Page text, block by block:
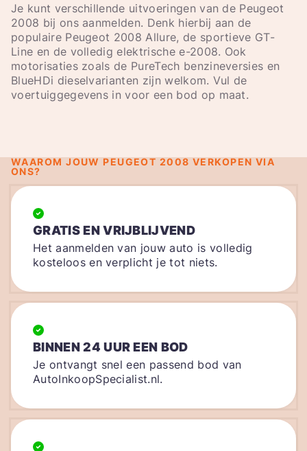
Je kunt verschillende uitvoeringen van de Peugeot
2008 bij ons aanmelden. Denk hierbij aan de
populaire Peugeot 2008 Allure, de sportieve GT-
Line en de volledig elektrische e-2008. Ook
motorisaties zoals de PureTech benzineversies en
BlueHDi dieselvarianten zijn welkom. Vul de
voertuiggegevens in voor een bod op maat.
WAAROM JOUW PEUGEOT 2008 VERKOPEN VIA
ONS?
GRATIS EN VRIJBLIJVEND
Het aanmelden van jouw auto is volledig
kosteloos en verplicht je tot niets.
BINNEN 24 UUR EEN BOD
Je ontvangt snel een passend bod van
AutoInkoopSpecialist.nl.